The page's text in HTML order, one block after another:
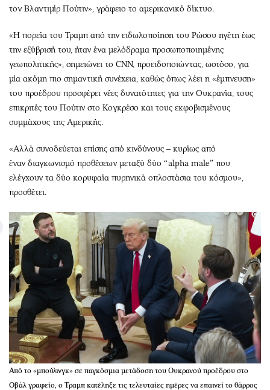
τον Βλαντιμίρ Πούτιν», γράφειο το αμερικανικό δίκτυο.
«Η πορεία του Τραμπ από την ειδωλοποίηση του Ρώσου ηγέτη έως
την εξύβρισή του, ήταν ένα μελόδραμα προσωποποιημένης
γεωπολιτικής», σημειώνει το CNN, προειδοποιώντας, ωστόσο, για
μία ακόμη πιο σημαντική συνέχεια, καθώς όπως λέει η «έμπνευση»
του προέδρου προσφέρει νέες δυνατότητες για την Ουκρανία, τους
επικριτές του Πούτιν στο Κογκρέσο και τους εκφοβισμένους
συμμάχους της Αμερικής.
«Αλλά συνοδεύεται επίσης από κινδύνους – κυρίως από
έναν διαγκωνισμό προθέσεων μεταξύ δύο “alpha male” που
ελέγχουν τα δύο κορυφαία πυρηνικά οπλοστάσια του κόσμου»,
προσθέτει.
Από το «μπούλινγκ» σε παγκόσμια μετάδοση του Ουκρανού προέδρου στο
Οβάλ γραφείο, ο Τραμπ κατέληξε τις τελευταίες ημέρες να επαινεί το θάρρος